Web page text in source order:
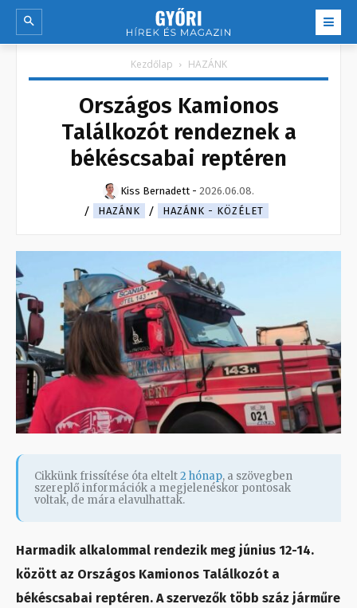
Kezdőlap HAZÁNK
Országos Kamionos
Találkozót rendeznek a
békéscsabai reptéren
Kiss Bernadett - 2026.06.08.
HAZÁNK
HAZÁNK - KÖZÉLET
Cikkünk frissítése óta eltelt2 hónap, a szövegben
szereplő információk a megjelenéskor pontosak
voltak, de mára elavulhattak.
Harmadik alkalommal rendezik meg június 12-14.
között az Országos Kamionos Találkozót a
békéscsabai reptéren. A szervezők több száz járműre